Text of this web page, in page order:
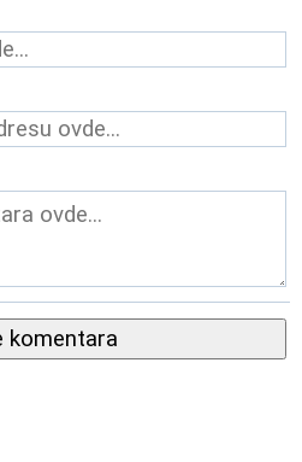
komentara